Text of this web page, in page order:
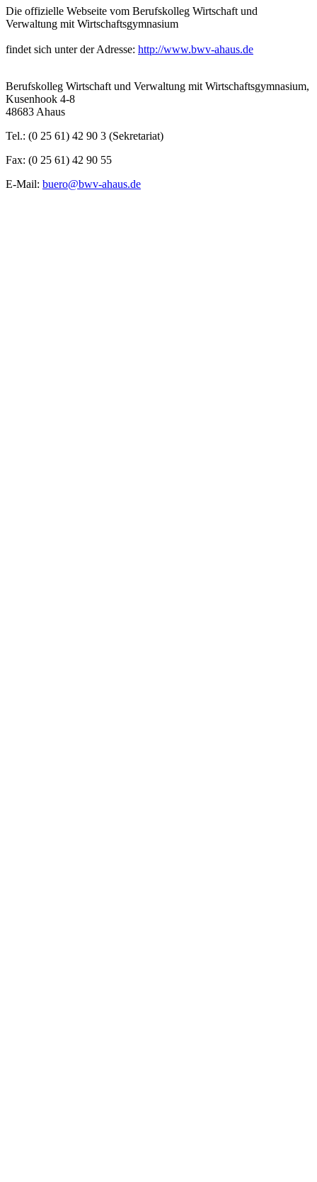
Die offizielle Webseite vom Berufskolleg Wirtschaft und
Verwaltung mit Wirtschaftsgymnasium
findet sich unter der Adresse: http://www.bwv-ahaus.de
Berufskolleg Wirtschaft und Verwaltung mit Wirtschaftsgymnasium,
Kusenhook 4-8
48683 Ahaus
Tel.: (0 25 61) 42 90 3 (Sekretariat)
Fax: (0 25 61) 42 90 55
E-Mail: buero@bwv-ahaus.de